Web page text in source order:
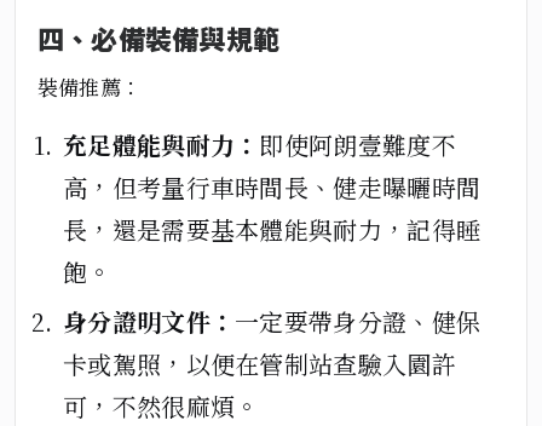
四、必備裝備與規範
裝備推薦：
充足體能與耐力： 即使阿朗壹難度不
高，但考量行車時間長、健走曝曬時間
長，還是需要基本體能與耐力，記得睡
飽。
身分證明文件： 一定要帶身分證、健保
卡或駕照，以便在管制站查驗入園許
可，不然很麻煩。